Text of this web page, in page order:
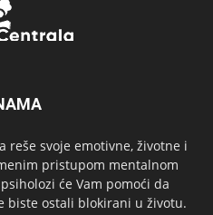
reše svoje emotivne, životne i
pristupom mentalnom
će Vam pomoći da
biste ostali blokirani u životu.